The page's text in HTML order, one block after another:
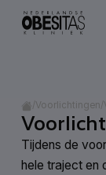
Ga naar inhoud
Home
/Voorlichtingen/
Tijdens de
hele traject en